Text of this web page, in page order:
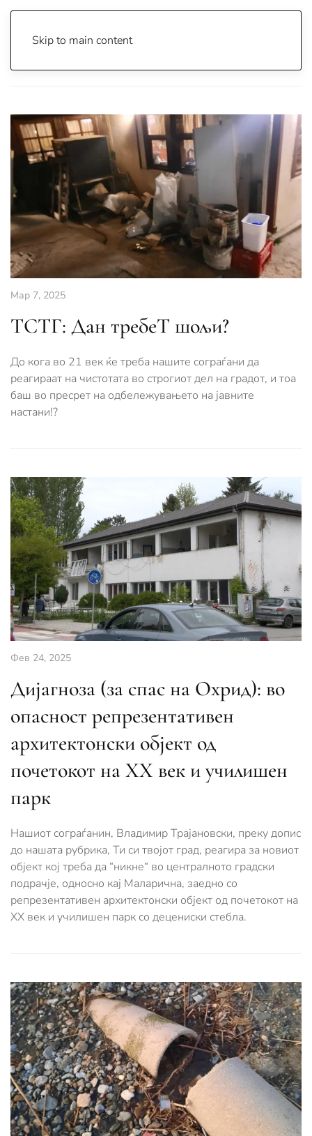
Skip to main content
Мар 7, 2025
ТСТГ: Дан требеТ шољи?
До кога во 21 век ќе треба нашите сограѓани да
реагираат на чистотата во строгиот дел на градот, и тоа
баш во пресрет на одбележувањето на јавните
настани!?
Фев 24, 2025
Дијагноза (за спас на Охрид): во
опасност репрезентативен
архитектонски објект од
почетокот на ХХ век и училишен
парк
Нашиот сограѓанин, Владимир Трајановски, преку допис
до нашата рубрика, Ти си твојот град, реагира за новиот
објект кој треба да “никне“ во централното градски
подрачје, односно кај Маларична, заедно со
репрезентативен архитектонски објект од почетокот на
ХХ век и училишен парк со децениски стебла.